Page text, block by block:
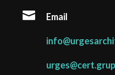
 Email